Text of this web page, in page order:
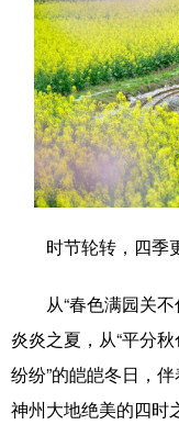
文化
访谈
法律 中
食品
城市
彩票
公益 一
文化产业
时节轮转，四季更
从“春色满园关不
炎炎之夏，从“平分
纷纷”的皑皑冬日，
神州大地绝美的四时